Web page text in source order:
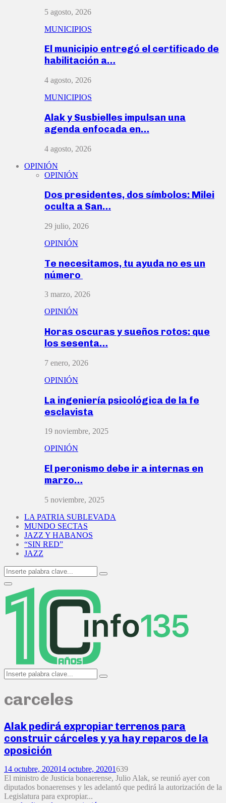
5 agosto, 2026
MUNICIPIOS
El municipio entregó el certificado de
habilitación a…
4 agosto, 2026
MUNICIPIOS
Alak y Susbielles impulsan una
agenda enfocada en…
4 agosto, 2026
OPINIÓN
OPINIÓN
Dos presidentes, dos símbolos: Milei
oculta a San…
29 julio, 2026
OPINIÓN
Te necesitamos, tu ayuda no es un
número
3 marzo, 2026
OPINIÓN
Horas oscuras y sueños rotos: que
los sesenta…
7 enero, 2026
OPINIÓN
La ingeniería psicológica de la fe
esclavista
19 noviembre, 2025
OPINIÓN
El peronismo debe ir a internas en
marzo…
5 noviembre, 2025
LA PATRIA SUBLEVADA
MUNDO SECTAS
JAZZ Y HABANOS
“SIN RED”
JAZZ
Search
for:
Search
Primary
Menu
Search
for:
Search
carceles
Alak pedirá expropiar terrenos para
construir cárceles y ya hay reparos de la
oposición
14 octubre, 202014 octubre, 20201639
El ministro de Justicia bonaerense, Julio Alak, se reunió ayer con
diputados bonaerenses y les adelantó que pedirá la autorización de la
Legislatura para expropiar...